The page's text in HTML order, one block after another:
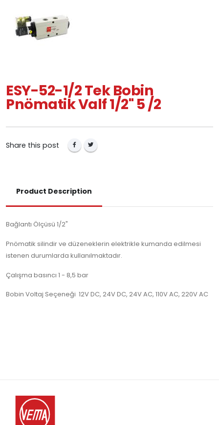
ESY-52-1/2 Tek Bobin
Pnömatik Valf 1/2" 5 /2
Share this post
Product Description
Bağlantı Ölçüsü 1/2"
Pnömatik silindir ve düzeneklerin elektrikle kumanda edilmesi
istenen durumlarda kullanılmaktadır.
Çalışma basıncı 1 - 8,5 bar
Bobin Voltaj Seçeneği 12V DC, 24V DC, 24V AC, 110V AC, 220V AC